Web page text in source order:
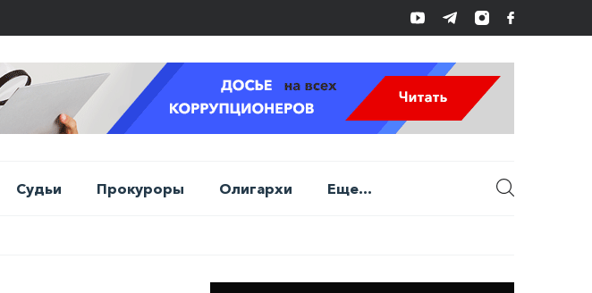
Судьи Прокуроры Олигархи Еще...